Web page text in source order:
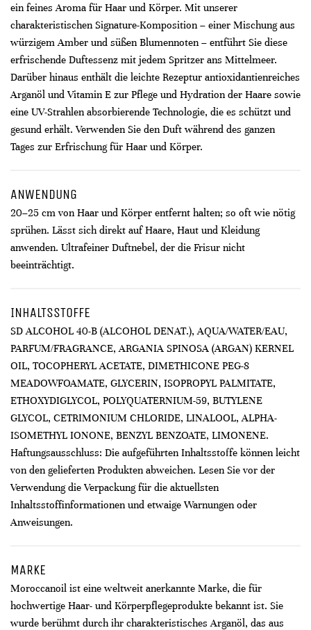
ein feines Aroma für Haar und Körper. Mit unserer
charakteristischen Signature-Komposition – einer Mischung aus
würzigem Amber und süßen Blumennoten – entführt Sie diese
erfrischende Duftessenz mit jedem Spritzer ans Mittelmeer.
Darüber hinaus enthält die leichte Rezeptur antioxidantienreiches
Arganöl und Vitamin E zur Pflege und Hydration der Haare sowie
eine UV-Strahlen absorbierende Technologie, die es schützt und
gesund erhält. Verwenden Sie den Duft während des ganzen
Tages zur Erfrischung für Haar und Körper.
ANWENDUNG
20–25 cm von Haar und Körper entfernt halten; so oft wie nötig
sprühen. Lässt sich direkt auf Haare, Haut und Kleidung
anwenden. Ultrafeiner Duftnebel, der die Frisur nicht
beeinträchtigt.
INHALTSSTOFFE
SD ALCOHOL 40-B (ALCOHOL DENAT.), AQUA/WATER/EAU,
PARFUM/FRAGRANCE, ARGANIA SPINOSA (ARGAN) KERNEL
OIL, TOCOPHERYL ACETATE, DIMETHICONE PEG-8
MEADOWFOAMATE, GLYCERIN, ISOPROPYL PALMITATE,
ETHOXYDIGLYCOL, POLYQUATERNIUM-59, BUTYLENE
GLYCOL, CETRIMONIUM CHLORIDE, LINALOOL, ALPHA-
ISOMETHYL IONONE, BENZYL BENZOATE, LIMONENE.
Haftungsausschluss: Die aufgeführten Inhaltsstoffe können leicht
von den gelieferten Produkten abweichen. Lesen Sie vor der
Verwendung die Verpackung für die aktuellsten
Inhaltsstoffinformationen und etwaige Warnungen oder
Anweisungen.
MARKE
Moroccanoil ist eine weltweit anerkannte Marke, die für
hochwertige Haar- und Körperpflegeprodukte bekannt ist. Sie
wurde berühmt durch ihr charakteristisches Arganöl, das aus